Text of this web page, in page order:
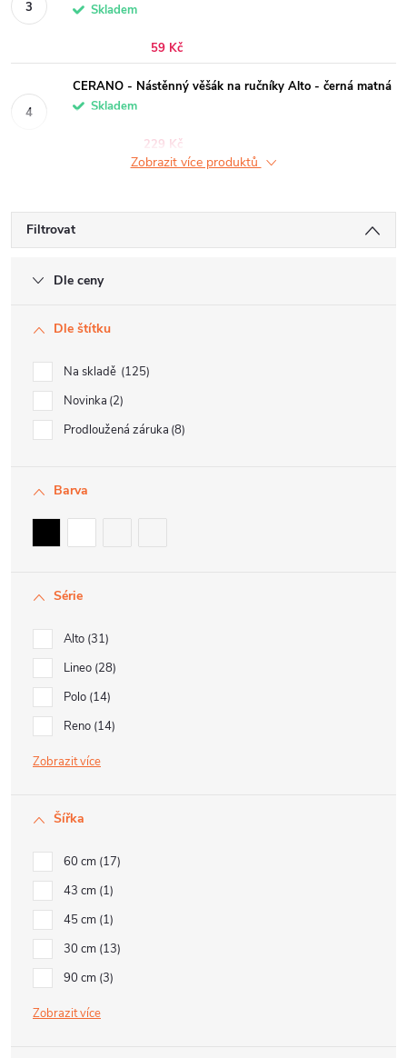
Skladem
59 Kč
CERANO - Nástěnný věšák na ručníky Alto - černá matná
Skladem
229 Kč
Zobrazit více produktů
Filtrovat
Dle ceny
Dle štítku
Na skladě 125
Novinka 2
Prodloužená záruka 8
Barva
Série
Alto 31
Lineo 28
Polo 14
Reno 14
Zobrazit
Šířka
60 cm 17
43 cm 1
45 cm 1
30 cm 13
90 cm 3
Zobrazit